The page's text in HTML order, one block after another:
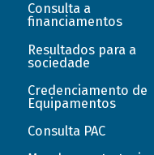
Consulta a
financiamentos
Resultados para a
sociedade
Credenciamento de
Equipamentos
Consulta PAC